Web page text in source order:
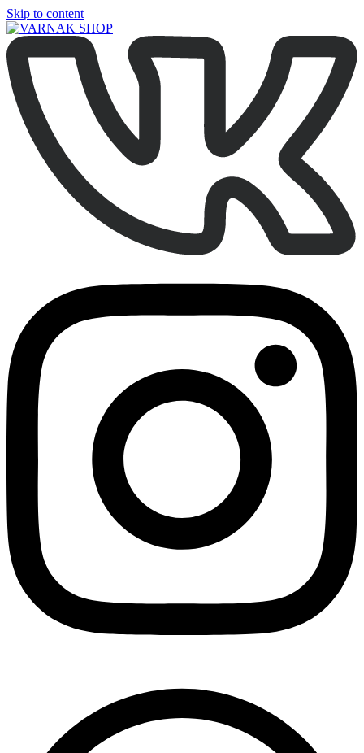
Skip to content